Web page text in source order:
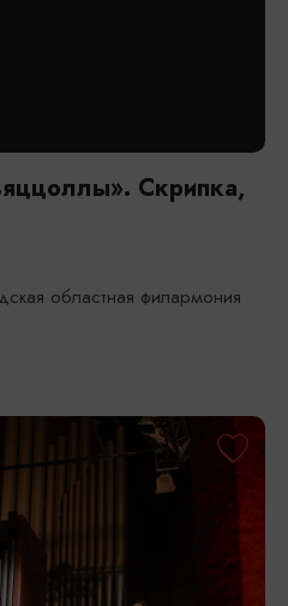
Скрипка,
областная филармония